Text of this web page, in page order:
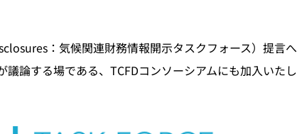
：気候関連財務情報開示タスクフォース）提言へ
論する場である、TCFDコンソーシアムにも加入いたし